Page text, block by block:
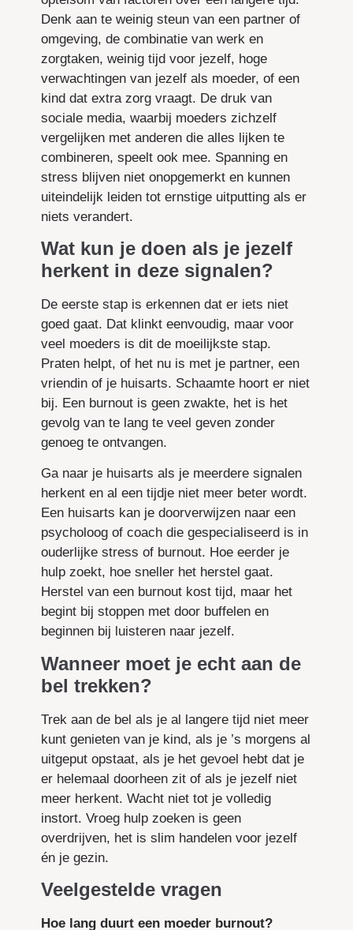
Denk aan te weinig steun van een partner of
omgeving, de combinatie van werk en
zorgtaken, weinig tijd voor jezelf, hoge
verwachtingen van jezelf als moeder, of een
kind dat extra zorg vraagt. De druk van
sociale media, waarbij moeders zichzelf
vergelijken met anderen die alles lijken te
combineren, speelt ook mee. Spanning en
stress blijven niet onopgemerkt en kunnen
uiteindelijk leiden tot ernstige uitputting als er
niets verandert.
Wat kun je doen als je jezelf
herkent in deze signalen?
De eerste stap is erkennen dat er iets niet
goed gaat. Dat klinkt eenvoudig, maar voor
veel moeders is dit de moeilijkste stap.
Praten helpt, of het nu is met je partner, een
vriendin of je huisarts. Schaamte hoort er niet
bij. Een burnout is geen zwakte, het is het
gevolg van te lang te veel geven zonder
genoeg te ontvangen.
Ga naar je huisarts als je meerdere signalen
herkent en al een tijdje niet meer beter wordt.
Een huisarts kan je doorverwijzen naar een
psycholoog of coach die gespecialiseerd is in
ouderlijke stress of burnout. Hoe eerder je
hulp zoekt, hoe sneller het herstel gaat.
Herstel van een burnout kost tijd, maar het
begint bij stoppen met door buffelen en
beginnen bij luisteren naar jezelf.
Wanneer moet je echt aan de
bel trekken?
Trek aan de bel als je al langere tijd niet meer
kunt genieten van je kind, als je ’s morgens al
uitgeput opstaat, als je het gevoel hebt dat je
er helemaal doorheen zit of als je jezelf niet
meer herkent. Wacht niet tot je volledig
instort. Vroeg hulp zoeken is geen
overdrijven, het is slim handelen voor jezelf
én je gezin.
Veelgestelde vragen
Hoe lang duurt een moeder burnout?